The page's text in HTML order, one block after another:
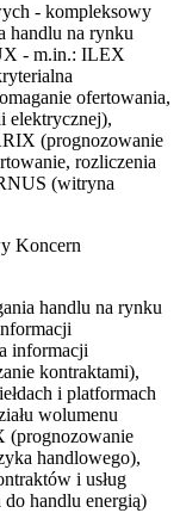
- kompleksowy
handlu na rynku
- m.in.: ILEX
ofertowania,
elektrycznej),
(prognozowanie
rozliczenia
(witryna
Koncern
handlu na rynku
informacji
kontraktami),
i platformach
wolumenu
(prognozowanie
handlowego),
i usług
handlu energią)